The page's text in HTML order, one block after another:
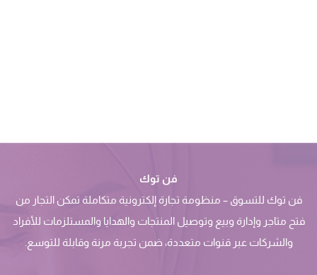
فن توك
فن توك للتسوق – منظومة تجارة إلكترونية متكاملة تمكن التجار من
فتح متاجر وإدارة وبيع وتوصيل المنتجات والهدايا والمستلزمات للأفراد
والشركات عبر قنوات متعددة، ضمن تجربة مرنة وقابلة للتوسع.